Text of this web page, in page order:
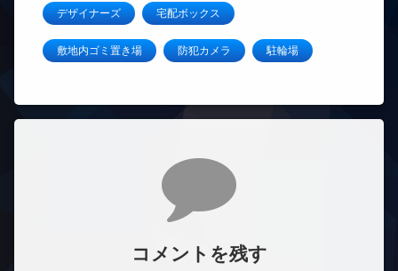
デザイナーズ 宅配ボックス
敷地内ゴミ置き場 防犯カメラ 駐輪場
コメントを残す